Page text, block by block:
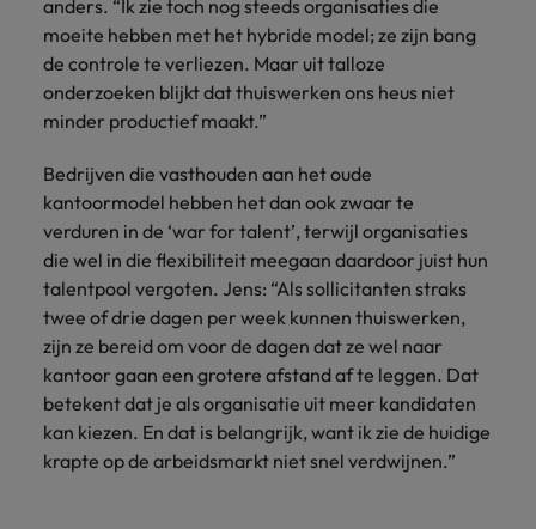
anders. “Ik zie toch nog steeds organisaties die
moeite hebben met het hybride model; ze zijn bang
de controle te verliezen. Maar uit talloze
onderzoeken blijkt dat thuiswerken ons heus niet
minder productief maakt.”
Bedrijven die vasthouden aan het oude
kantoormodel hebben het dan ook zwaar te
verduren in de ‘war for talent’, terwijl organisaties
die wel in die flexibiliteit meegaan daardoor juist hun
talentpool vergoten. Jens: “Als sollicitanten straks
twee of drie dagen per week kunnen thuiswerken,
zijn ze bereid om voor de dagen dat ze wel naar
kantoor gaan een grotere afstand af te leggen. Dat
betekent dat je als organisatie uit meer kandidaten
kan kiezen. En dat is belangrijk, want ik zie de huidige
krapte op de arbeidsmarkt niet snel verdwijnen.”